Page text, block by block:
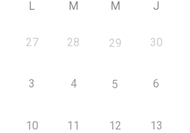
L M M J
27 28 29 30
3 4 5 6
10 11 12 13